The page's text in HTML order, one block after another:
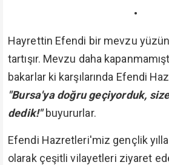
•
Hayrettin Efendi bir mevzu
tartışır. Mevzu daha
bakarlar ki karşılarında Efendi
"Bursa'ya doğru geçiyorduk,
dedik!"buyururlar.
Efendi Hazretleri'miz gençlik
olarak çeşitli vilayetleri ziyaret